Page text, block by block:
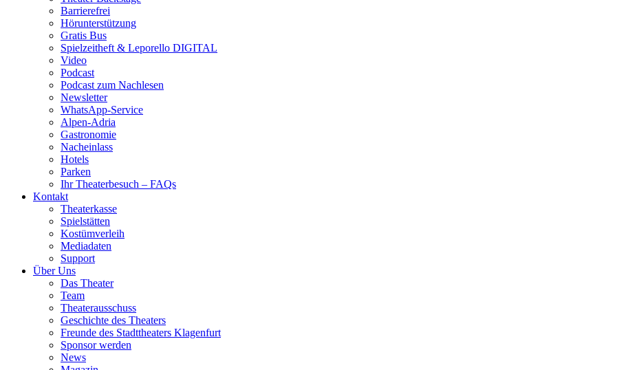
Barrierefrei
Hörunterstützung
Gratis Bus
Spielzeitheft & Leporello DIGITAL
Video
Podcast
Podcast zum Nachlesen
Newsletter
WhatsApp-Service
Alpen-Adria
Gastronomie
Nacheinlass
Hotels
Parken
Ihr Theaterbesuch – FAQs
Kontakt
Theaterkasse
Spielstätten
Kostümverleih
Mediadaten
Support
Über Uns
Das Theater
Team
Theaterausschuss
Geschichte des Theaters
Freunde des Stadttheaters Klagenfurt
Sponsor werden
News